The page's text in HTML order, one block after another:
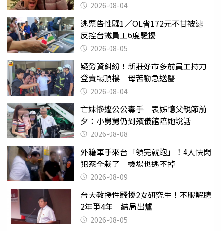
2026-08-04
逃票告性騷1／OL省172元不甘被逮
反控台鐵員工6度騷擾
2026-08-05
疑勞資糾紛！新莊好市多前員工持刀
登賣場頂樓 母苦勸急送醫
2026-08-04
亡妹慘遭公公毒手 表姊憶父親節前
夕：小舅舅仍到殯儀館陪她說話
2026-08-08
外籍車手來台「領完就跑」！4人快閃
犯案全栽了 機場也逃不掉
2026-08-09
台大教授性騷擾2女研究生！不服解聘
2年爭4年 結局出爐
2026-08-05